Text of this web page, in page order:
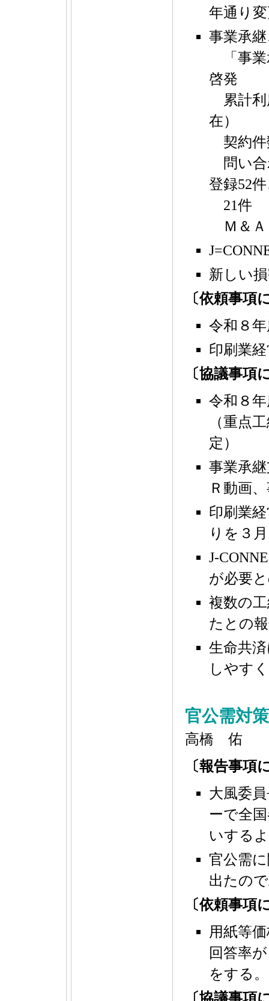
年通り
事業承
「事業
啓発
累計利
在）
契約件
問い合
登録52
21件
Ｍ＆Ａ
新しい
〔依頼事項
令和８
印刷業
〔協議事項
令和８
（重点
定）
事業承
Ｒ動画
印刷業
りを３
J-
が必要
複数の
たとの
生命共
しやす
官公需対
高橋 佑
〔報告事項
大風委
ーで全
いする
官公需
出たの
〔依頼事項
用紙等
回答率
をする。